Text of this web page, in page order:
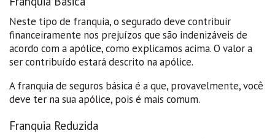
Neste tipo de franquia, o segurado deve contribuir
financeiramente nos prejuízos que são indenizáveis de
acordo com a apólice, como explicamos acima. O valor a
ser contribuído estará descrito na apólice.
A franquia de seguros básica é a que, provavelmente, você
deve ter na sua apólice, pois é mais comum.
Franquia Reduzida